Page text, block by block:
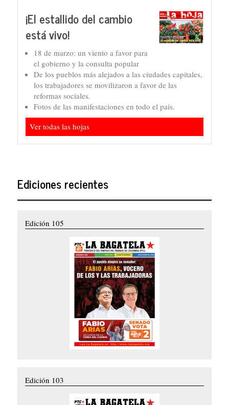
¡El estallido del cambio
está vivo!
18 de marzo: un viento a favor para
el gobierno y la consulta popular
De los pueblos más alejados a las ciudades capitales,
los trabajadores se movilizaron a favor de las
reformas sociales.
Fotos de las manifestaciones en todo el país.
Ver todas las hojas
Ediciones recientes
Edición 105
Edición 103